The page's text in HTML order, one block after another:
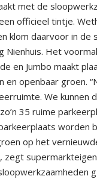
met de
officieel tintje.
klom daarvoor in de
Nienhuis. Het
en Jumbo maakt
en openbaar groen.
We kunnen
35 ruime
worden
op het
zegt